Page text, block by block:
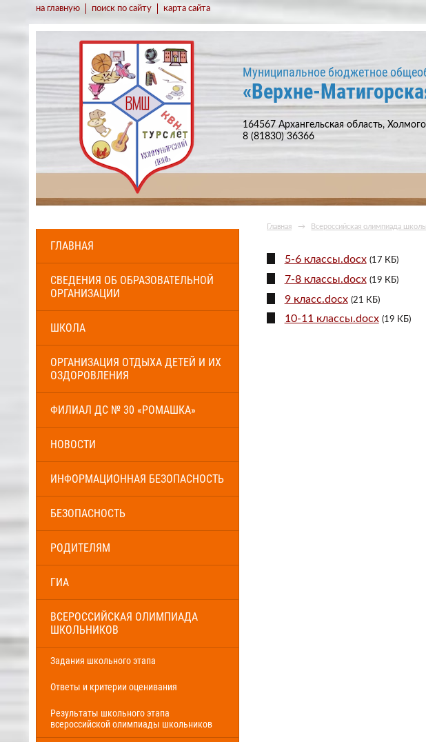
на главную поиск по сайту карта сайта
Муниципальное бюджетное
«Верхне-
164567 Архангельская область,
8 (81830) 36366
ГЛАВНАЯ
СВЕДЕНИЯ ОБ ОБРАЗОВАТЕЛЬНОЙ
ОРГАНИЗАЦИИ
ШКОЛА
ОРГАНИЗАЦИЯ ОТДЫХА ДЕТЕЙ И ИХ
ОЗДОРОВЛЕНИЯ
ФИЛИАЛ ДС № 30 «РОМАШКА»
НОВОСТИ
ИНФОРМАЦИОННАЯ БЕЗОПАСНОСТЬ
БЕЗОПАСНОСТЬ
РОДИТЕЛЯМ
ГИА
ВСЕРОССИЙСКАЯ ОЛИМПИАДА
ШКОЛЬНИКОВ
Задания школьного этапа
Ответы и критерии оценивания
Результаты школьного этапа
всероссийской олимпиады школьников
Главная → Всероссийская олимпиада
5-6 классы.docx (17 КБ)
7-8 классы.docx (19 КБ)
9 класс.docx (21 КБ)
10-11 классы.docx (19 КБ)